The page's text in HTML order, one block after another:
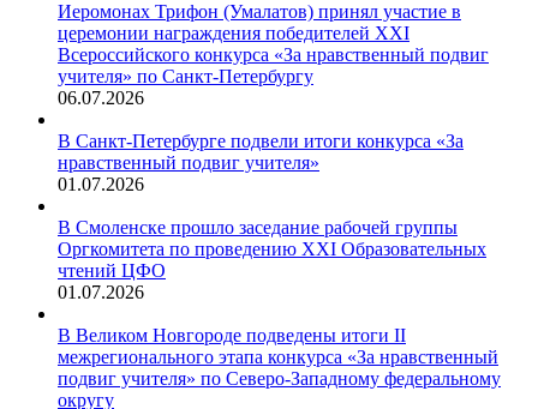
Иеромонах Трифон (Умалатов) принял участие в
церемонии награждения победителей XXI
Всероссийского конкурса «За нравственный подвиг
учителя» по Санкт-Петербургу
06.07.2026
В Санкт-Петербурге подвели итоги конкурса «За
нравственный подвиг учителя»
01.07.2026
В Смоленске прошло заседание рабочей группы
Оргкомитета по проведению XXI Образовательных
чтений ЦФО
01.07.2026
В Великом Новгороде подведены итоги II
межрегионального этапа конкурса «За нравственный
подвиг учителя» по Северо-Западному федеральному
округу